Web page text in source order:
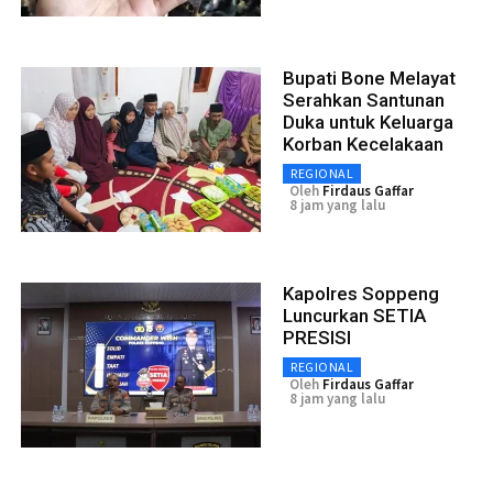
Bupati Bone Melayat
Serahkan Santunan
Duka untuk Keluarga
Korban Kecelakaan
REGIONAL
Oleh Firdaus Gaffar
8 jam yang lalu
Kapolres Soppeng
Luncurkan SETIA
PRESISI
REGIONAL
Oleh Firdaus Gaffar
8 jam yang lalu